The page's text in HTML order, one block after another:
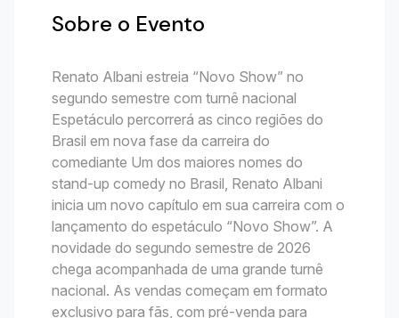
Sobre o Evento
Renato Albani estreia “Novo Show” no
segundo semestre com turnê nacional
Espetáculo percorrerá as cinco regiões do
Brasil em nova fase da carreira do
comediante Um dos maiores nomes do
stand-up comedy no Brasil, Renato Albani
inicia um novo capítulo em sua carreira com o
lançamento do espetáculo “Novo Show”. A
novidade do segundo semestre de 2026
chega acompanhada de uma grande turnê
nacional. As vendas começam em formato
exclusivo para fãs, com pré-venda para